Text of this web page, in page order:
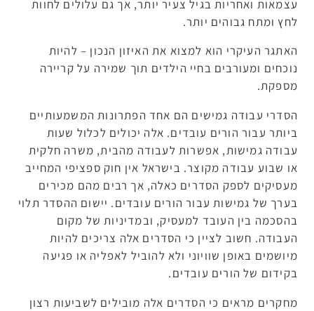
עצמאות ואחריות בגיל צעיר יותר, אך גם עלולים לחוות
לחץ ומתח גבוהים יותר.
האתגר העיקרי הוא למצוא את האיזון הנכון – להיות
נוכחים ומעורבים בחיי הילדים תוך שמירה על קריירה
מספקת.
הסדרי עבודה גמישים הם אחד הפתרונות המשמעותיים
ביותר עבור הורים עובדים. אלה יכולים לכלול שעות
עבודה גמישות, אפשרות לעבודה מהבית, משרה חלקית
או שבוע עבודה מקוצר. בישראל אין חוק ספציפי המחייב
מעסיקים לספק הסדרים כאלה, אך רבים מהם מכירים
בערך של גמישות עבור הורים עובדים. יישום ההסדר תלוי
בהסכמה בין העובד למעסיק, ובמדיניות של מקום
העבודה. חשוב לציין כי הסדרים אלה צריכים להיות
מיושמים באופן שוויוני ולא להוביל לאפליה או פגיעה
בקידום של הורים עובדים.
מחקרים מראים כי הסדרים אלה מובילים לשביעות רצון